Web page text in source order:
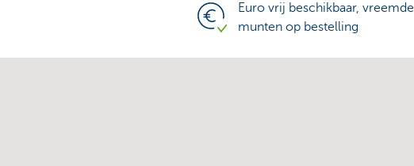
Euro vrij beschikbaar, vreemde
munten op bestelling